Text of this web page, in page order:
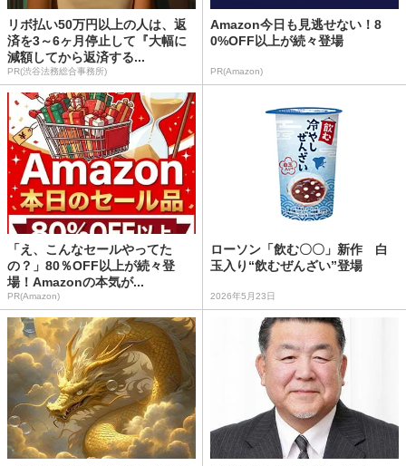
リボ払い50万円以上の人は、返
済を3～6ヶ月停止して『大幅に
減額してから返済する...
PR(渋谷法務総合事務所)
Amazon今日も見逃せない！8
0%OFF以上が続々登場
PR(Amazon)
「え、こんなセールやってた
の？」80％OFF以上が続々登
場！Amazonの本気が...
PR(Amazon)
ローソン「飲む〇〇」新作 白
玉入り“飲むぜんざい”登場
2026年5月23日